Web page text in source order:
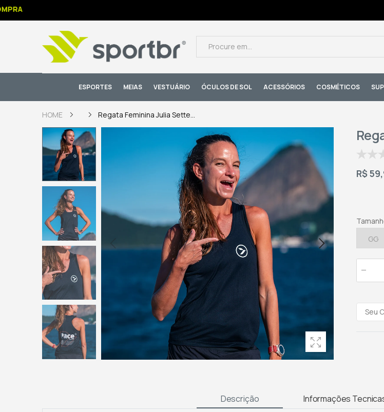
ESPORTES MEIAS VESTUÁRIO ÓCULOS DE SOL ACESSÓRIOS COSMÉTICOS
HOME Regata Feminina Julia Sette...
R$
Descrição Informações